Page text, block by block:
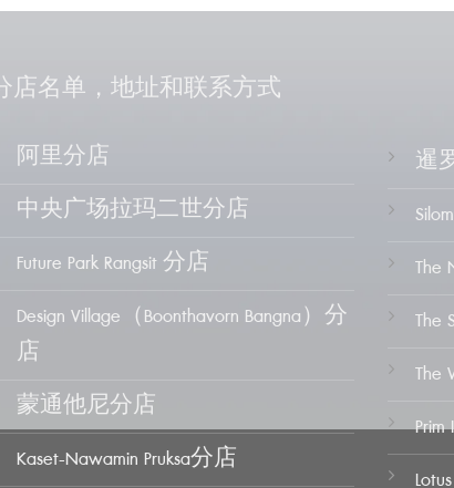
店名单，地址和联系方式
阿里分店
中央广场拉玛二世分店
Future Park Rangsit 分店
Design Village（Boonthavorn Bangna）分
店
蒙通他尼分店
Kaset-Nawamin Pruksa分店
暹
The
The
The